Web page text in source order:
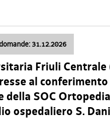
31.12.2026
Friuli Centrale
al
SOC
ospedaliero S.